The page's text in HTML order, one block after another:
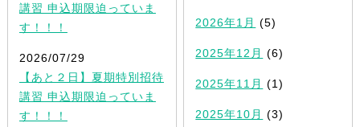
講習 申込期限迫っていま
す！！！
2026/07/29
【あと２日】夏期特別招待
講習 申込期限迫っていま
す！！！
2026年1月 (5)
2025年12月 (6)
2025年11月 (1)
2025年10月 (3)